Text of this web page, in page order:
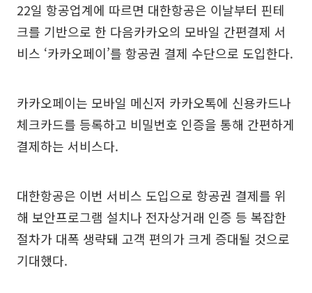
22일 항공업계에 따르면 대한항공은 이날부터 핀테
크를 기반으로 한 다음카카오의 모바일 간편결제 서
비스 ‘카카오페이’를 항공권 결제 수단으로 도입한다.
카카오페이는 모바일 메신저 카카오톡에 신용카드나
체크카드를 등록하고 비밀번호 인증을 통해 간편하게
결제하는 서비스다.
대한항공은 이번 서비스 도입으로 항공권 결제를 위
해 보안프로그램 설치나 전자상거래 인증 등 복잡한
절차가 대폭 생략돼 고객 편의가 크게 증대될 것으로
기대했다.